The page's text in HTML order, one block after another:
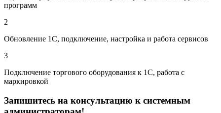
программ
2
Обновление 1С, подключение, настройка и работа сервисов
3
Подключение торгового оборудования к 1С, работа с
маркировкой
Запишитесь на консультацию к системным